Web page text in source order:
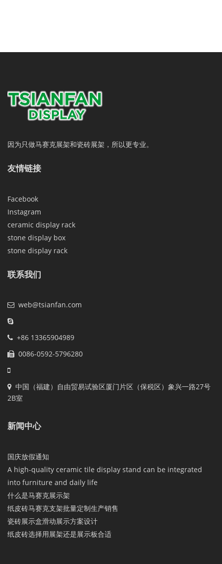
因为只做马赛克展架和瓷砖展架，所以更专业。
友情链接
Facebook
Instagram
ceramic display rack
stone display box
stone display rack
联系我们
web@tsianfan.com
+86 13365904989
0086-0592-5796280
中国（福建）自由贸易试验区厦门片区（保税区）象兴一路27号
2B室
新闻中心
国庆放假通知
A high-quality ceramic tile display stand can be integrated
into furniture and daily life
什么是马赛克展示架
纸皮砖马赛克支架批量定制生产销售
瓷砖展示盒滑动展示方案设计
纸皮砖选择用展架还是展示板合适